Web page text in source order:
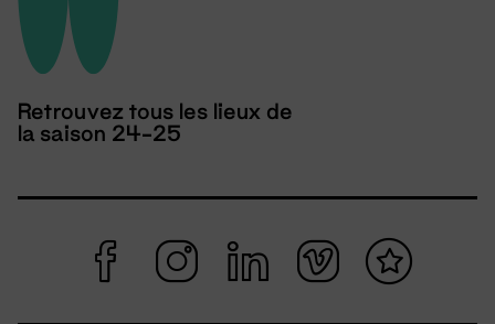
Retrouvez tous les lieux de
la saison 24-25